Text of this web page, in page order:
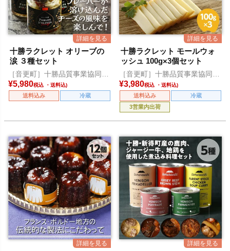
十勝ラクレット オリーブの
涙 ３種セット
［音更町］十勝品質事業協同組
合
¥5,980税込
送料込み 冷蔵
十勝ラクレット モールウォ
ッシュ 100g×3個セット
［音更町］十勝品質事業協同組
合
¥3,980税込
送料込み
冷蔵
3営業内出荷